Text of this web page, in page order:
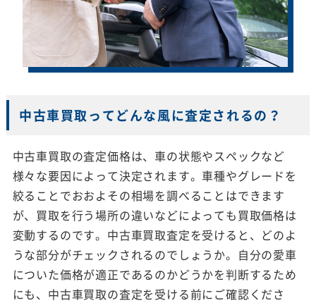
中古車買取ってどんな風に査定されるの？
中古車買取の査定価格は、車の状態やスペックなど
様々な要因によって決定されます。車種やグレードを
絞ることでおおよその相場を調べることはできます
が、買取を行う場所の違いなどによっても買取価格は
変動するのです。中古車買取査定を受けると、どのよ
うな部分がチェックされるのでしょうか。自分の愛車
についた価格が適正であるのかどうかを判断するため
にも、中古車買取の査定を受ける前にご確認くださ